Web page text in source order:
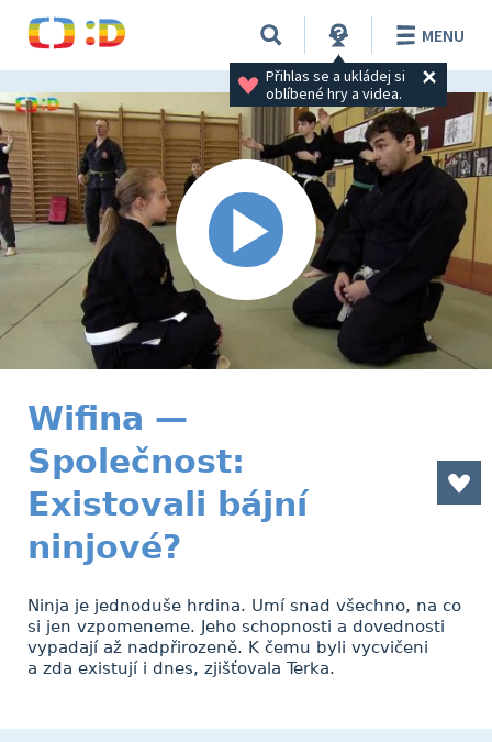
Přihlas se a ukládej si
oblíbené hry a videa.
MENU
Wifina —
Společnost:
Existovali bájní
ninjové?
Ninja je jednoduše hrdina. Umí snad všechno, na co
si jen vzpomeneme. Jeho schopnosti a dovednosti
vypadají až nadpřirozeně. K čemu byli vycvičeni
a zda existují i dnes, zjišťovala Terka.